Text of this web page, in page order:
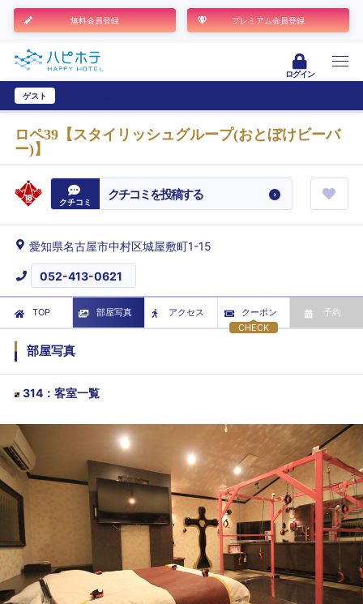
無料会員登録 プレミアム会員登録
ログイン
ゲスト
ロペ39【スタイリッシュグループ(おとぼけビーバ
ー)】
クチコミ クチコミを投稿する
愛知県名古屋市中村区城屋敷町1-15
052-413-0621
TOP 部屋写真
アクセス
CHECK
クーポン 予約
部屋写真
314 ： 客室一覧